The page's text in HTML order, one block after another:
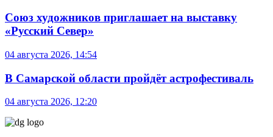
Союз художников приглашает на выставку
«Русский Север»
04 августа 2026, 14:54
В Самарской области пройдёт астрофестиваль
04 августа 2026, 12:20